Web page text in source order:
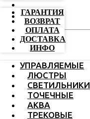
ГАРАНТИЯ
ВОЗВРАТ
ОПЛАТА
ДОСТАВКА
ИНФО
УПРАВЛЯЕМЫЕ
ЛЮСТРЫ
СВЕТИЛЬНИКИ
ТОЧЕЧНЫЕ
АКВА
ТРЕКОВЫЕ